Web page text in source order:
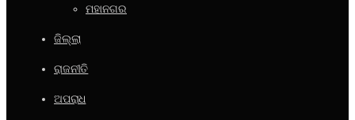
ମହାନଗର
ଜିଲ୍ଲା
ରାଜନୀତି
ଅପରାଧ